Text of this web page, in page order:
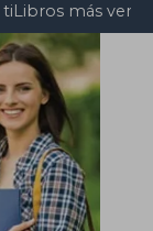
tiLibros más